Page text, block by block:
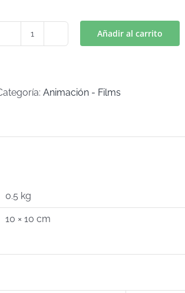
MOD
C-
Añadir al carrito
Animación - Films
0.5 kg
10 × 10 cm